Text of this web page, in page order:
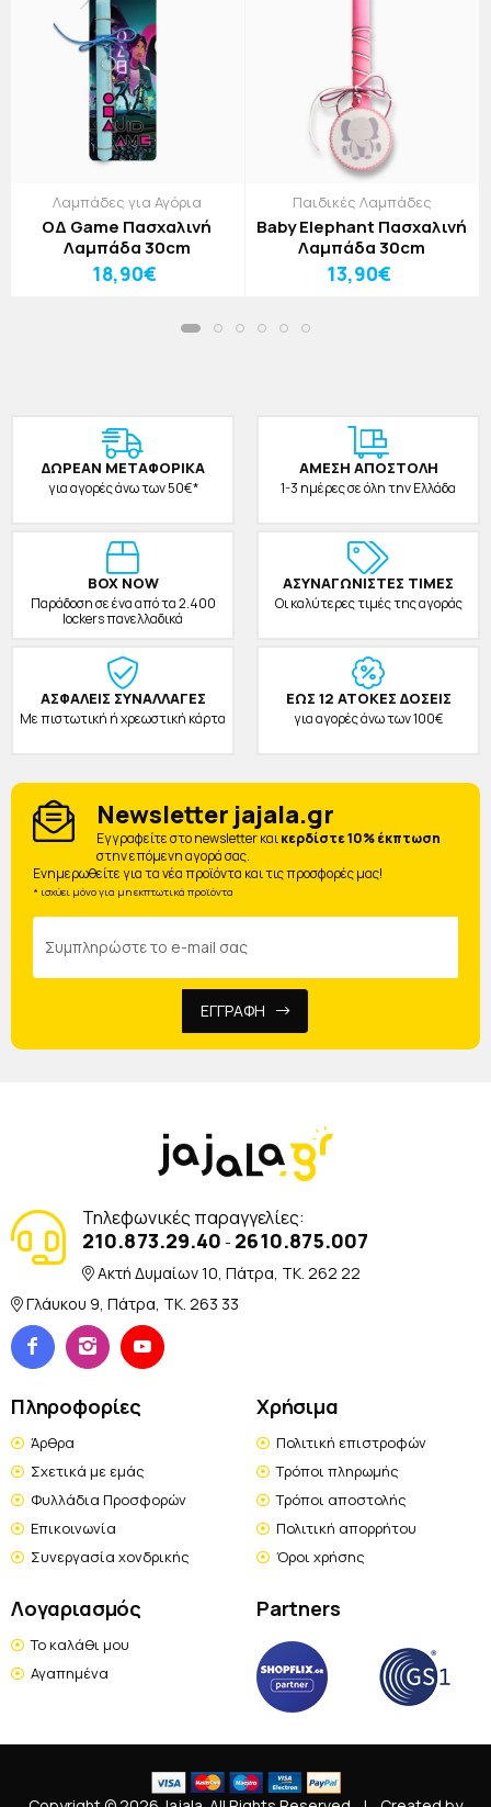
Λαμπάδες για Αγόρια
ΟΔ Game Πασχαλινή
Λαμπάδα 30cm
18,90€
Παιδικές Λαμπάδες
Baby Elephant Πασχαλινή
Λαμπάδα 30cm
13,90€
ΔΩΡΕAΝ ΜΕΤΑΦΟΡΙΚΑ
για αγορές άνω των 50€*
ΑΜΕΣΗ ΑΠΟΣΤΟΛΗ
1-3 ημέρες σε όλη την Ελλάδα
BOX NOW
Παράδοση σε ένα από τα 2.400
lockers πανελλαδικά
ΑΣΥΝΑΓΩΝΙΣΤΕΣ ΤΙΜΕΣ
Οι καλύτερες τιμές της αγοράς
ΑΣΦΑΛΕΙΣ ΣΥΝΑΛΛΑΓΕΣ
Με πιστωτική ή χρεωστική κάρτα
ΕΩΣ 12 ΑΤΟΚΕΣ ΔΟΣΕΙΣ
για αγορές άνω των 100€
Newsletter jajala.gr
Eγγραφείτε στο newsletter καικερδίστε 10% έκπτωση
στην επόμενη αγορά σας.
Ενημερωθείτε για τα νέα προϊόντα και τις προσφορές μας!
* ισχύει μόνο για μη εκπτωτικά προϊόντα
ΕΓΓΡΑΦΗ
Τηλεφωνικές παραγγελίες:
210.873.29.40 - 2610.875.007
Ακτή Δυμαίων 10, Πάτρα, TK. 262 22
Γλάυκου 9, Πάτρα, TK. 263 33
Πληροφορίες
Άρθρα
Σχετικά με εμάς
Φυλλάδια Προσφορών
Επικοινωνία
Συνεργασία χονδρικής
Χρήσιμα
Πολιτική επιστροφών
Τρόποι πληρωμής
Τρόποι αποστολής
Πολιτική απορρήτου
Όροι χρήσης
Λογαριασμός
Το καλάθι μου
Αγαπημένα
Partners